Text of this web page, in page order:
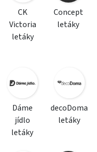
CK
Victoria
letáky
Concept
letáky
Dáme
jídlo
letáky
decoDoma
letáky